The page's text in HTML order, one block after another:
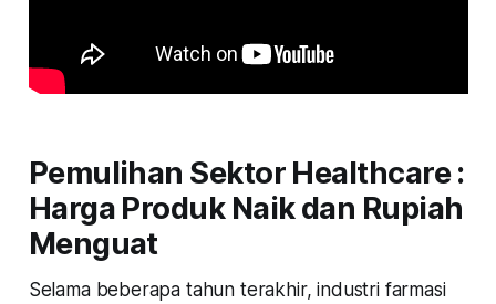
Pemulihan Sektor Healthcare :
Harga Produk Naik dan Rupiah
Menguat
Selama beberapa tahun terakhir, industri farmasi